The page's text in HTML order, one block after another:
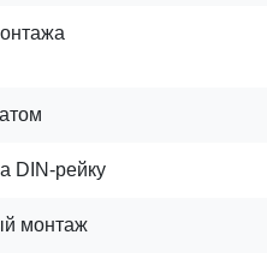
DIN-рейку
монтаж